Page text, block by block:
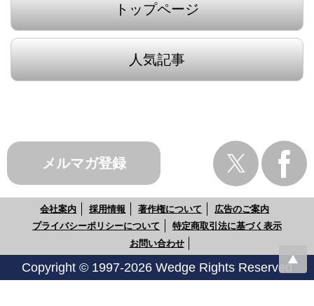
トップページ
人気記事
メルマガ登録
会社案内 採用情報 著作権について
広告のご案内
プライバシーポリシーについて
特定商取引法に基づく表示
お問い合わせ
Copyright © 1997-2026 Wedge Rights Reserved